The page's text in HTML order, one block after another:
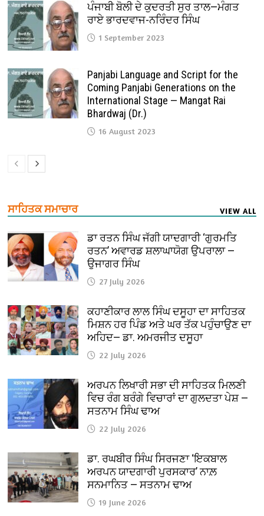
ਪੰਜਾਬੀ ਬੋਲੀ ਦੇ ਕੁਦਰਤੀ ਸੁਰ ਤਾਲ—ਮੰਗਤ
ਰਾਏ ਭਾਰਦਵਾਜ-ਨਰਿੰਦਰ ਸਿੰਘ
1 September 2023
Panjabi Language and Script for the
Coming Panjabi Generations on the
International Stage — Mangat Rai
Bhardwaj (Dr.)
16 August 2023
ਸਾਹਿਤਕ ਸਮਾਚਾਰ VIEW ALL
ਡਾ ਰਤਨ ਸਿੰਘ ਜੱਗੀ ਯਾਦਗਾਰੀ ‘ਗੁਰਮਤਿ
ਰਤਨ’ ਅਵਾਰਡ ਸ਼ਲਾਘਾਯੋਗ ਉਪਰਾਲਾ —
ਉਜਾਗਰ ਸਿੰਘ
27 July 2026
ਕਹਾਣੀਕਾਰ ਲਾਲ ਸਿੰਘ ਦਸੂਹਾ ਦਾ ਸਾਹਿਤਕ
ਮਿਸ਼ਨ ਹਰ ਪਿੰਡ ਅਤੇ ਘਰ ਤੱਕ ਪਹੁੰਚਾਉਣ ਦਾ
ਅਹਿਦ— ਡਾ. ਅਮਰਜੀਤ ਦਸੂਹਾ
22 July 2026
ਅਰਪਨ ਲਿਖਾਰੀ ਸਭਾ ਦੀ ਸਾਹਿਤਕ ਮਿਲਣੀ
ਵਿਚ ਰੰਗ ਬਰੰਗੇ ਵਿਚਾਰਾਂ ਦਾ ਗੁਲਦਤਾ ਪੇਸ਼ —
ਸਤਨਾਮ ਸਿੰਘ ਢਾਅ
22 July 2026
ਡਾ. ਰਘਬੀਰ ਸਿੰਘ ਸਿਰਜਣਾ ‘ਇਕਬਾਲ
ਅਰਪਨ ਯਾਦਗਾਰੀ ਪੁਰਸਕਾਰ’ ਨਾਲ਼
ਸਨਮਾਨਿਤ — ਸਤਨਾਮ ਢਾਅ
19 June 2026